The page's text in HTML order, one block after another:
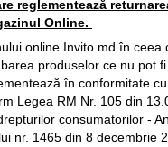
reglementează
Online.
online Invito.md în ceea
produselor ce nu pot
în conformitate
Legea RM Nr. 105 din
consumatorilor -
nr. 1465 din 8 decembrie